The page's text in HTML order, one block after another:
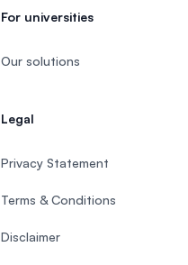
For universities
Our solutions
Legal
Privacy Statement
Terms & Conditions
Disclaimer